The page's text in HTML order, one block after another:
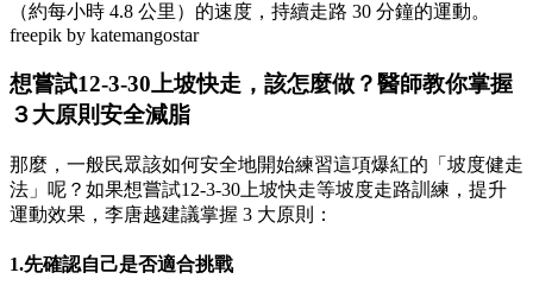
（約每小時 4.8 公里）的速度，持續走路 30 分鐘的運動。
freepik by katemangostar
想嘗試12-3-30上坡快走，該怎麼做？醫師教你掌握
３大原則安全減脂
那麼，一般民眾該如何安全地開始練習這項爆紅的「坡度健走
法」呢？如果想嘗試12-3-30上坡快走等坡度走路訓練，提升
運動效果，李唐越建議掌握 3 大原則：
1.先確認自己是否適合挑戰